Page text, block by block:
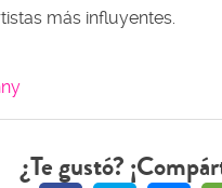
más influyentes.
¿Te gustó?